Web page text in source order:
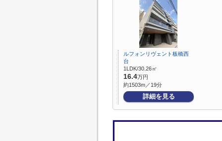
ルフォンリヴェント板橋西
台
1LDK/30.26㎡
16.4万円
約1503m／19分
詳細を見る